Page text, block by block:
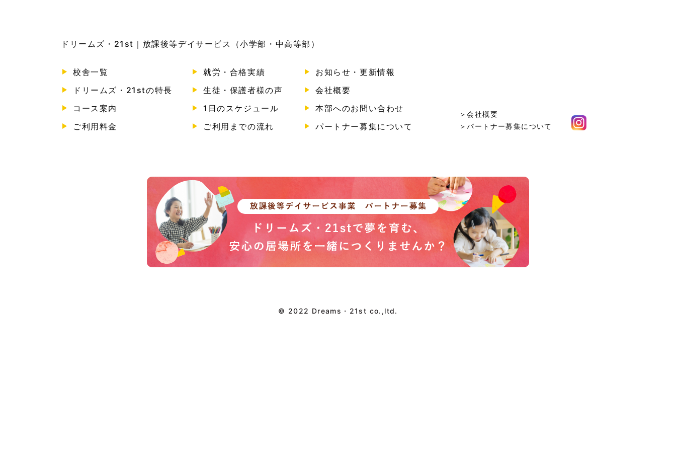
ドリームズ・21st｜放課後等デイサービス（小学部・中高等部）
校舎一覧
ドリームズ・21stの特長
コース案内
ご利用料金
就労・合格実績
生徒・保護者様の声
1日のスケジュール
ご利用までの流れ
お知らせ・更新情報
会社概要
本部へのお問い合わせ
パートナー募集について
＞会社概要
＞パートナー募集について
© 2022 Dreams・21st co.,ltd.